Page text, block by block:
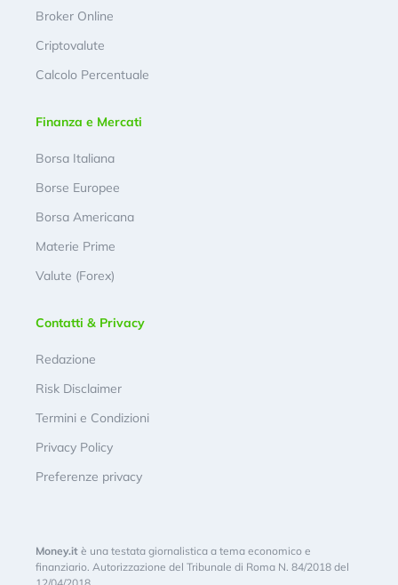
Broker Online
Criptovalute
Calcolo Percentuale
Finanza e Mercati
Borsa Italiana
Borse Europee
Borsa Americana
Materie Prime
Valute (Forex)
Contatti & Privacy
Redazione
Risk Disclaimer
Termini e Condizioni
Privacy Policy
Preferenze privacy
Money.it è una testata giornalistica a tema economico e
finanziario. Autorizzazione del Tribunale di Roma N. 84/2018 del